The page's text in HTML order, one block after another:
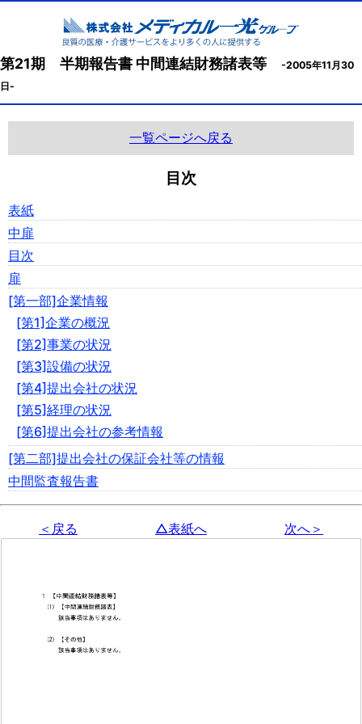
第21期 半期報告書 中間連結財務諸表等
-2005年11月30
日-
一覧ページへ戻る
目次
表紙
中扉
目次
扉
[第一部]企業情報
[第1]企業の概況
[第2]事業の状況
[第3]設備の状況
[第4]提出会社の状況
[第5]経理の状況
[第6]提出会社の参考情報
[第二部]提出会社の保証会社等の情報
中間監査報告書
＜戻る △表紙へ 次へ＞